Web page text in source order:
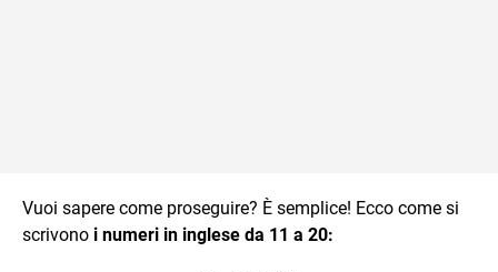
Vuoi sapere come proseguire? È semplice! Ecco come si
scrivono i numeri in inglese da 11 a 20: